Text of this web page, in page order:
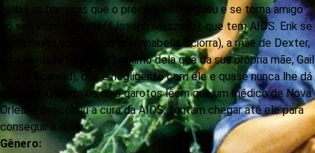
todas as barreiras que o preconceito ergueu e se torna amigo
do seu vizinho Dexter (Joseph Mazzello), que tem AIDS. Erik se
torna muito ligado a Linda (Annabella Sciorra), a mãe de Dexter,
e na verdade fica mais próximo dela que da sua própria mãe, Gail
(Diana Scarwid), que é negligente com ele e quase nunca lhe dá
atenção. Quando os dois garotos lêem que um médico de Nova
Orleans descobriu a cura da AIDS, tentam chegar até ele para
conseguir a cura.
Gênero: